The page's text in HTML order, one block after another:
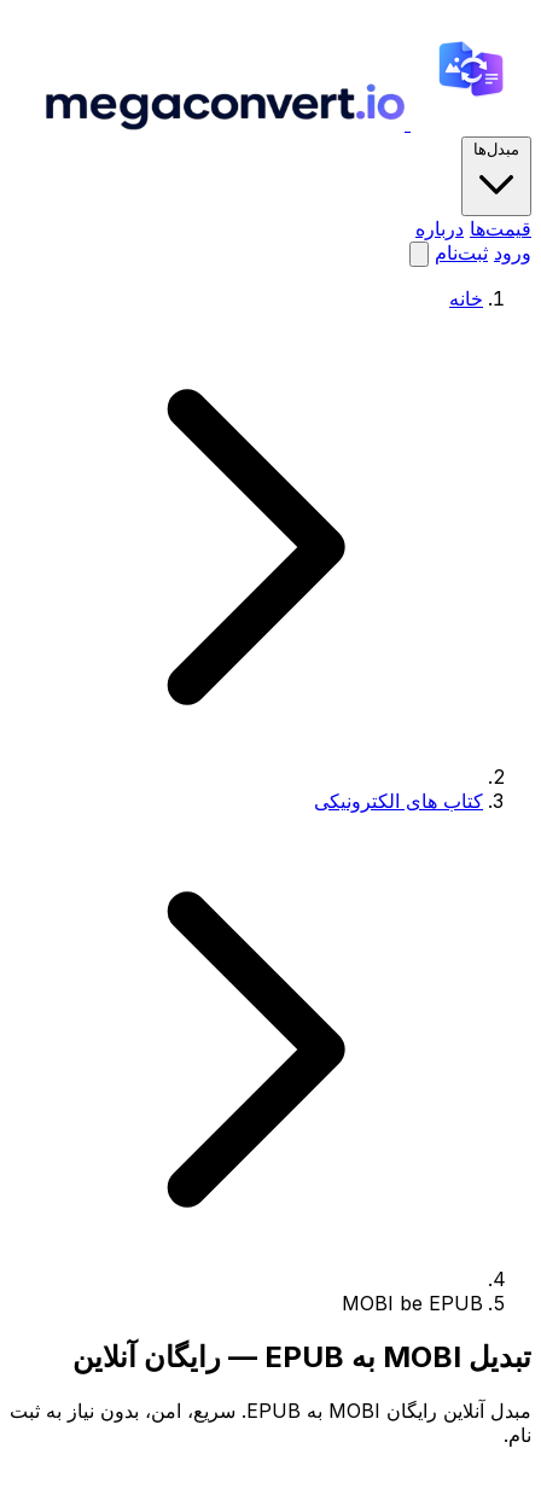
مبدل‌ها
قیمت‌ها درباره
ورود ثبت‌نام
خانه
کتاب های الکترونیکی
MOBI be EPUB
تبدیل MOBI به EPUB — رایگان آنلاین
مبدل آنلاین رایگان MOBI به EPUB. سریع، امن، بدون نیاز به ثبت
نام.